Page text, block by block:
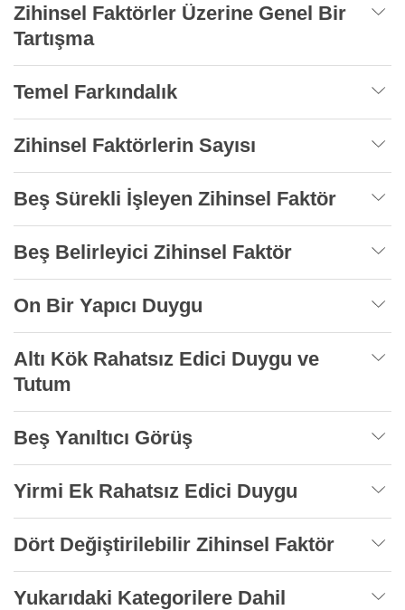
Zihinsel Faktörler Üzerine Genel Bir
Tartışma
Temel Farkındalık
Zihinsel Faktörlerin Sayısı
Beş Sürekli İşleyen Zihinsel Faktör
Beş Belirleyici Zihinsel Faktör
On Bir Yapıcı Duygu
Altı Kök Rahatsız Edici Duygu ve
Tutum
Beş Yanıltıcı Görüş
Yirmi Ek Rahatsız Edici Duygu
Dört Değiştirilebilir Zihinsel Faktör
Yukarıdaki Kategorilere Dahil